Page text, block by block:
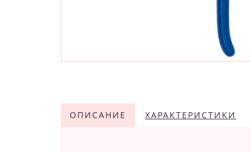
ОПИСАНИЕ ХАРАКТЕРИСТИКИ